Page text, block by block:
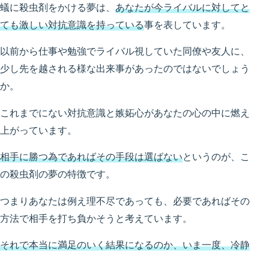
蟻に殺虫剤をかける夢は、 あなたが今ライバルに対してと
ても激しい対抗意識を持っている事を表しています。
以前から仕事や勉強でライバル視していた同僚や友人に、
少し先を越される様な出来事があったのではないでしょう
か。
これまでにない対抗意識と嫉妬心があなたの心の中に燃え
上がっています。
相手に勝つ為であればその手段は選ばないというのが、こ
の殺虫剤の夢の特徴です。
つまりあなたは例え理不尽であっても、必要であればその
方法で相手を打ち負かそうと考えています。
それで本当に満足のいく結果になるのか、いま一度、冷静